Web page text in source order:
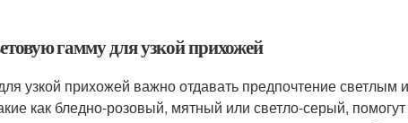
гамму для узкой прихожей
узкой прихожей важно отдавать предпочтение светлым
как бледно-розовый, мятный или светло-серый,